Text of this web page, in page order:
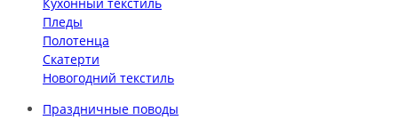
Кухонный текстиль
Пледы
Полотенца
Скатерти
Новогодний текстиль
Праздничные поводы